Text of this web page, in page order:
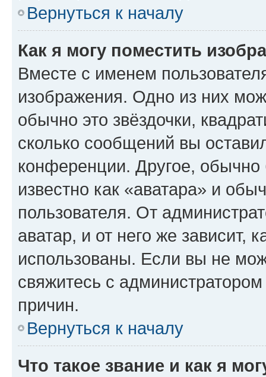
Вернуться к началу
Как я могу поместить
Вместе с именем
изображения. Одно из них
обычно это звёздочки,
сколько сообщений вы
конференции. Другое,
известно как «аватара» и
пользователя. От
аватар, и от него же зависит,
использованы. Если вы не
свяжитесь с
причин.
Вернуться к началу
Что такое звание и как я